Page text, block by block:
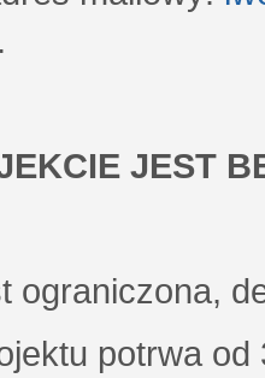
JEST
ograniczona,
potrwa